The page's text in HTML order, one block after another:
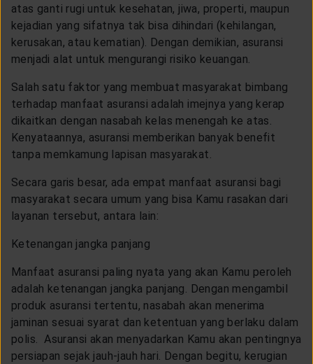
atas ganti rugi untuk kesehatan, jiwa, properti, maupun
kejadian yang sifatnya tak bisa dihindari (kehilangan,
kerusakan, atau kematian). Dengan demikian, asuransi
menjadi alat untuk mengurangi risiko keuangan.
Salah satu faktor yang membuat masyarakat bimbang
terhadap manfaat asuransi adalah imejnya yang kerap
dikaitkan dengan nasabah kelas menengah ke atas.
Kenyataannya, asuransi memberikan banyak benefit
tanpa memkamung lapisan masyarakat.
Secara garis besar, ada empat manfaat asuransi bagi
masyarakat secara umum yang bisa Kamu rasakan dari
layanan tersebut, antara lain:
Ketenangan jangka panjang
Manfaat asuransi paling nyata yang akan Kamu peroleh
adalah ketenangan jangka panjang. Dengan mengambil
produk asuransi tertentu, nasabah akan menerima
jaminan sesuai syarat dan ketentuan yang berlaku dalam
polis. Asuransi akan menyadarkan Kamu akan pentingnya
persiapan sejak jauh-jauh hari. Dengan begitu, kerugian
ACARA